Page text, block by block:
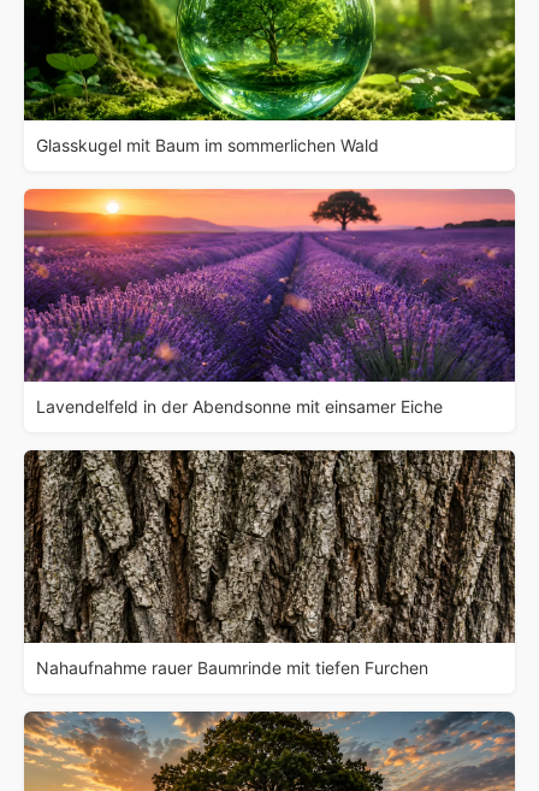
Glasskugel mit Baum im sommerlichen Wald
Lavendelfeld in der Abendsonne mit einsamer Eiche
Nahaufnahme rauer Baumrinde mit tiefen Furchen